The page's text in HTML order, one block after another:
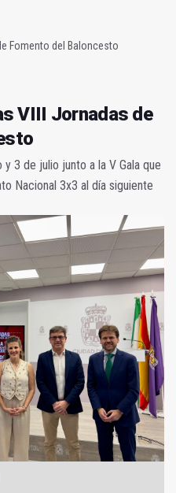
Fomento del Baloncesto
VIII Jornadas de
3 de julio junto a la V Gala que
Nacional 3x3 al día siguiente